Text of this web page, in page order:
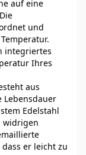
auf eine
und
integriertes
Ihres
aus
Lebensdauer
Edelstahl
widrigen
er leicht zu